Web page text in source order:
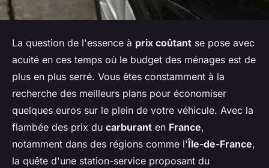
La question de l'essence à prix coûtant se pose avec
acuité en ces temps où le budget des ménages est de
plus en plus serré. Vous êtes constamment à la
recherche des meilleurs plans pour économiser
quelques euros sur le plein de votre véhicule. Avec la
flambée des prix du carburant en France,
notamment dans des régions comme l'Île-de-France,
la quête d'une station-service proposant du